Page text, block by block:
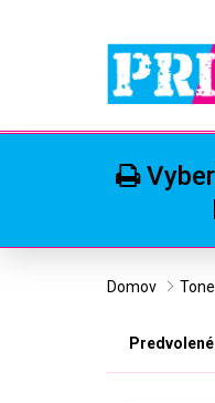
Domov
Predvolené